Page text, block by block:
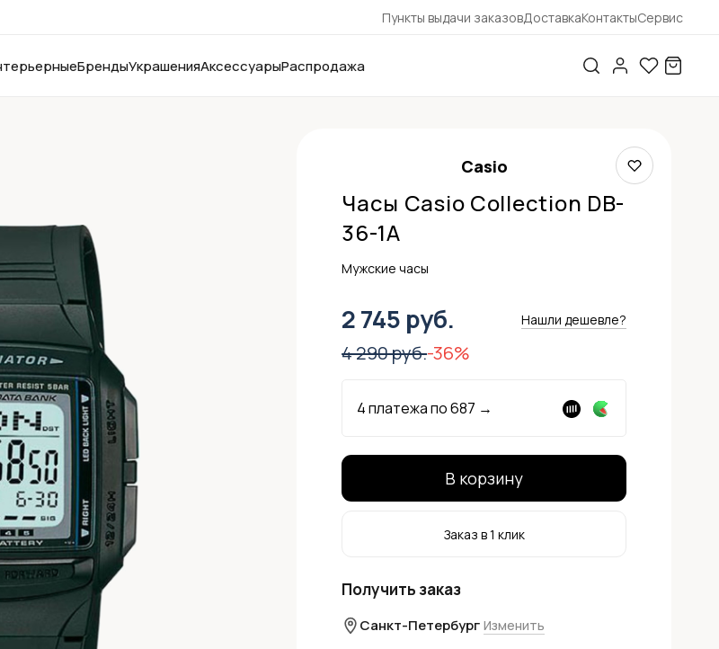
Пункты выдачи заказовДоставкаКонтактыСервис
БрендыУкрашенияАксессуарыРаспродажа
Casio
Часы Casio Collection DB-
36-1A
Мужские часы
2 745 руб. Нашли дешевле?
4 290 руб.-36%
4 платежа по687 →
В корзину
Заказ в 1 клик
Получить заказ
Санкт-Петербург Изменить